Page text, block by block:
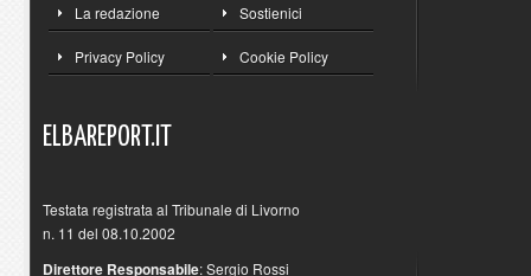
La redazione Sostienici
Privacy Policy Cookie Policy
ELBAREPORT.IT
Testata registrata al Tribunale di Livorno
n. 11 del 08.10.2002
Direttore Responsabile: Sergio Rossi